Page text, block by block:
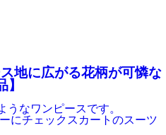
地に広がる花柄が可憐な
なワンピースです。